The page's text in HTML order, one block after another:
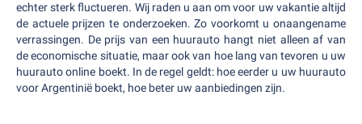
echter sterk fluctueren. Wij raden u aan om voor uw vakantie altijd
de actuele prijzen te onderzoeken. Zo voorkomt u onaangename
verrassingen. De prijs van een huurauto hangt niet alleen af van
de economische situatie, maar ook van hoe lang van tevoren u uw
huurauto online boekt. In de regel geldt: hoe eerder u uw huurauto
voor Argentinië boekt, hoe beter uw aanbiedingen zijn.